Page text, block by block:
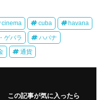
cinema cuba havana
ゲバラ ハバナ
通貨
この記事が気に入ったら